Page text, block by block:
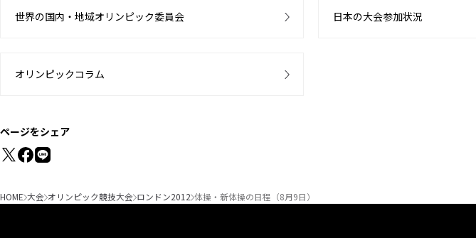
世界の国内・地域オリンピック委員会 日本の大会参加状況
オリンピックコラム
ページをシェア
HOME 大会 オリンピック競技大会 ロンドン2012 体操・新体操の日程（8月9日）